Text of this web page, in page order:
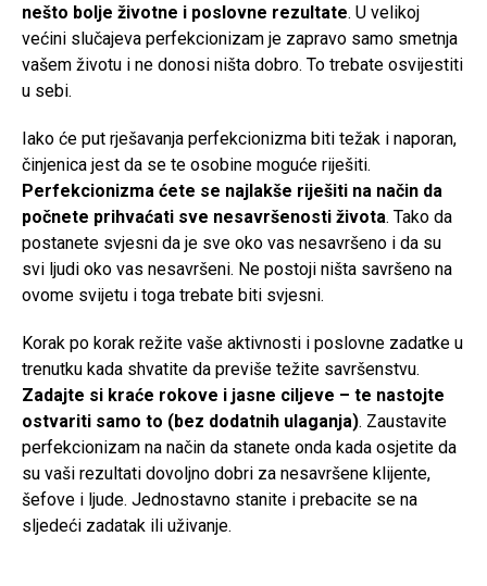
nešto bolje životne i poslovne rezultate. U velikoj
većini slučajeva perfekcionizam je zapravo samo smetnja
vašem životu i ne donosi ništa dobro. To trebate osvijestiti
u sebi.
Iako će put rješavanja perfekcionizma biti težak i naporan,
činjenica jest da se te osobine moguće riješiti.
Perfekcionizma ćete se najlakše riješiti na način da
počnete prihvaćati sve nesavršenosti života. Tako da
postanete svjesni da je sve oko vas nesavršeno i da su
svi ljudi oko vas nesavršeni. Ne postoji ništa savršeno na
ovome svijetu i toga trebate biti svjesni.
Korak po korak režite vaše aktivnosti i poslovne zadatke u
trenutku kada shvatite da previše težite savršenstvu.
Zadajte si kraće rokove i jasne ciljeve – te nastojte
ostvariti samo to (bez dodatnih ulaganja). Zaustavite
perfekcionizam na način da stanete onda kada osjetite da
su vaši rezultati dovoljno dobri za nesavršene klijente,
šefove i ljude. Jednostavno stanite i prebacite se na
sljedeći zadatak ili uživanje.